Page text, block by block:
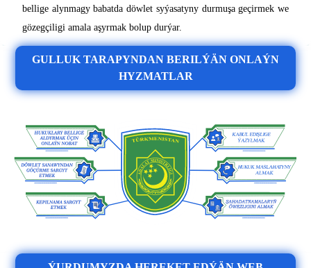
bellige alynmagy babatda döwlet syýasatyny durmuşa geçirmek we
gözegçiligi amala aşyrmak bolup durýar.
GULLUK TARAPYNDAN BERILÝÄN ONLAÝN
HYZMATLAR